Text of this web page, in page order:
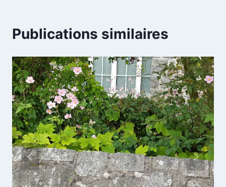
Publications similaires